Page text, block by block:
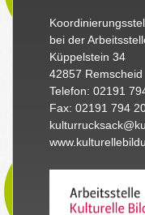
bei der
Küppelstein 34
42857 Remscheid
Telefon: 02191
Fax: 02191 794